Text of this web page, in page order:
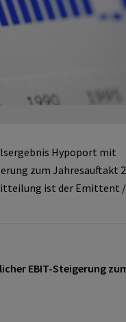
Hypoport mit
zum Jahresauftakt
ist der Emittent /
EBIT-Steigerung